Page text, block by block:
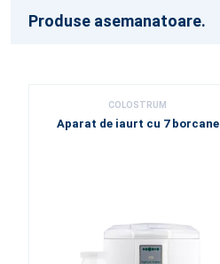
Produse asemanatoare.
COLOSTRUM
Aparat de iaurt cu 7 borcane